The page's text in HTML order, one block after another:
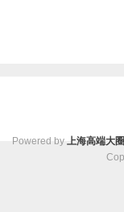
Powered by 上海高端大